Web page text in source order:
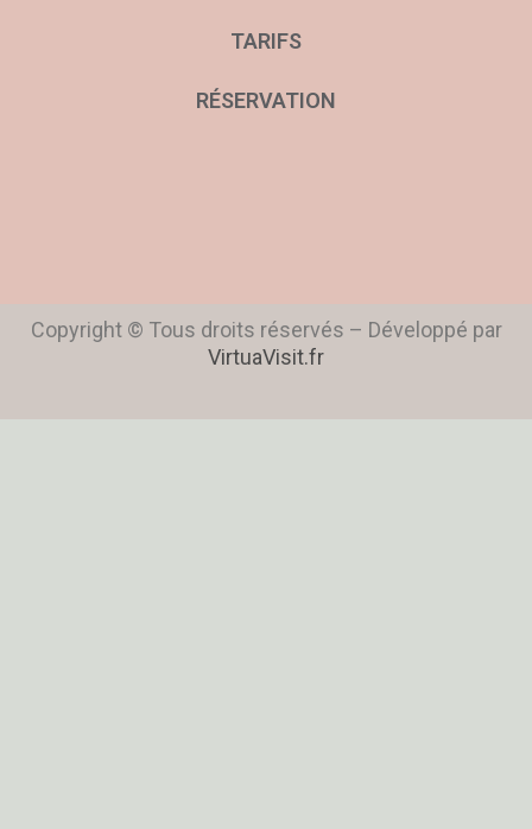
TARIFS
RÉSERVATION
Copyright © Tous droits réservés – Développé par
VirtuaVisit.fr